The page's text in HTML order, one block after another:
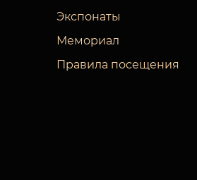
Экспонаты
Мемориал
Правила посещения